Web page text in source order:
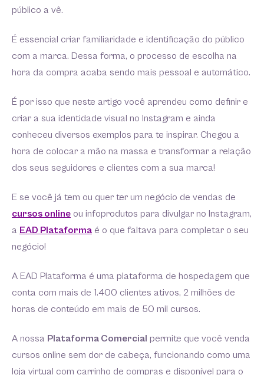
público a vê.
É essencial criar familiaridade e identificação do público
com a marca. Dessa forma, o processo de escolha na
hora da compra acaba sendo mais pessoal e automático.
É por isso que neste artigo você aprendeu como definir e
criar a sua identidade visual no Instagram e ainda
conheceu diversos exemplos para te inspirar. Chegou a
hora de colocar a mão na massa e transformar a relação
dos seus seguidores e clientes com a sua marca!
E se você já tem ou quer ter um negócio de vendas de
cursos online ou infoprodutos para divulgar no Instagram,
a EAD Plataforma é o que faltava para completar o seu
negócio!
A EAD Plataforma é uma plataforma de hospedagem que
conta com mais de 1.400 clientes ativos, 2 milhões de
horas de conteúdo em mais de 50 mil cursos.
A nossa Plataforma Comercial permite que você venda
cursos online sem dor de cabeça, funcionando como uma
loja virtual com carrinho de compras e disponível para o